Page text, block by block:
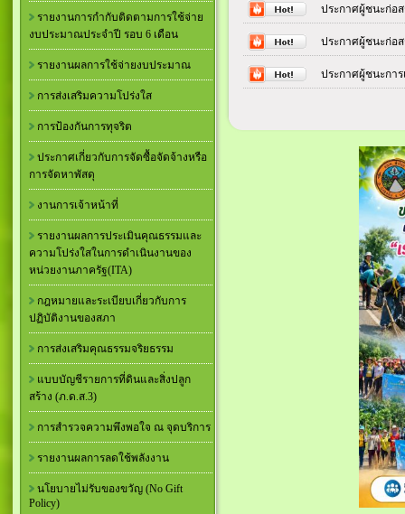
รายงานการกำกับติดตามการใช้จ่าย
งบประมาณประจำปี รอบ 6 เดือน
รายงานผลการใช้จ่ายงบประมาณ
การส่งเสริมความโปร่งใส
การป้องกันการทุจริต
ประกาศเกี่ยวกับการจัดซื้อจัดจ้างหรือ
การจัดหาพัสดุ
งานการเจ้าหน้าที่
รายงานผลการประเมินคุณธรรมและ
ความโปร่งใสในการดำเนินงานของ
หน่วยงานภาครัฐ(ITA)
กฎหมายและระเบียบเกี่ยวกับการ
ปฏิบัติงานของสภา
การส่งเสริมคุณธรรมจริยธรรม
แบบบัญชีรายการที่ดินและสิ่งปลูก
สร้าง (ภ.ด.ส.3)
การสำรวจความพึงพอใจ ณ จุดบริการ
รายงานผลการลดใช้พลังงาน
นโยบายไม่รับของขวัญ (No Gift
Policy)
ประกาศผู้ชนะก่อ
ประกาศผู้ชนะก่อ
ประกาศผู้ชนะการ